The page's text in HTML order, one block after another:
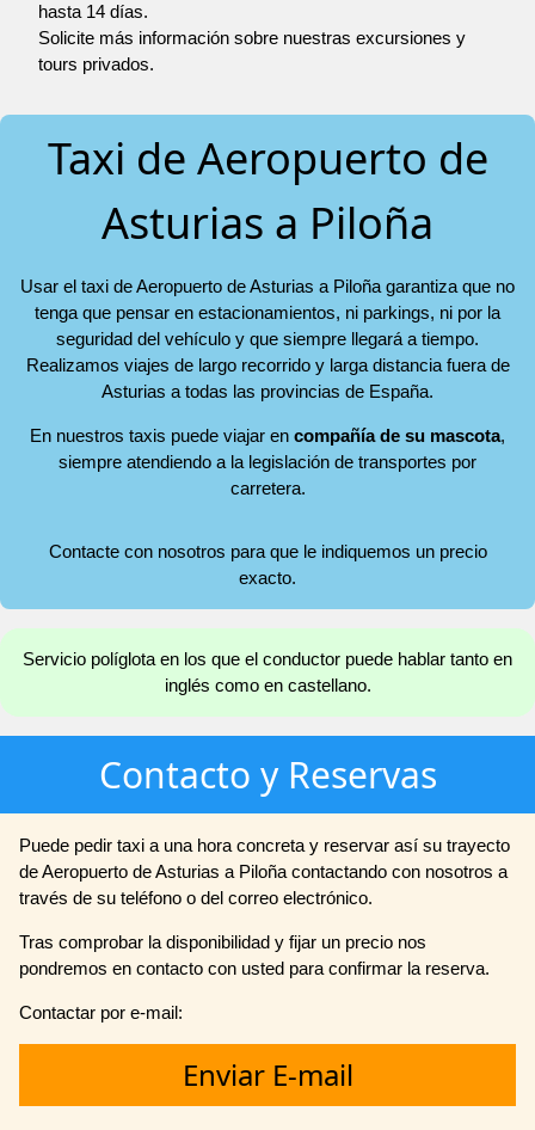
hasta 14 días.
Solicite más información sobre nuestras excursiones y
tours privados.
Taxi de Aeropuerto de
Asturias a Piloña
Usar el taxi de Aeropuerto de Asturias a Piloña garantiza que no
tenga que pensar en estacionamientos, ni parkings, ni por la
seguridad del vehículo y que siempre llegará a tiempo.
Realizamos viajes de largo recorrido y larga distancia fuera de
Asturias a todas las provincias de España.
En nuestros taxis puede viajar en compañía de su mascota,
siempre atendiendo a la legislación de transportes por
carretera.
Contacte con nosotros para que le indiquemos un precio
exacto.
Servicio políglota en los que el conductor puede hablar tanto en
inglés como en castellano.
Contacto y Reservas
Puede pedir taxi a una hora concreta y reservar así su trayecto
de Aeropuerto de Asturias a Piloña contactando con nosotros a
través de su teléfono o del correo electrónico.
Tras comprobar la disponibilidad y fijar un precio nos
pondremos en contacto con usted para confirmar la reserva.
Contactar por e-mail:
Enviar E-mail